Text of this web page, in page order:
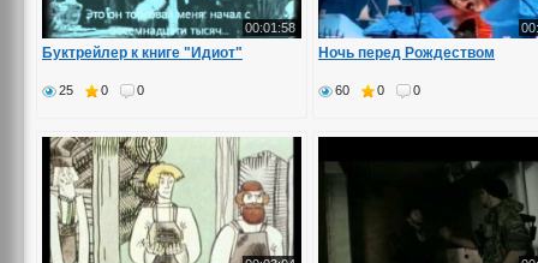
00:01:58
Буктрейлер к книге "Идиот"
25 0 0
Ночь перед Рождеством
60 0 0